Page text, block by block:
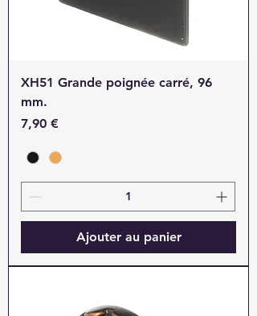
XH51 Grande poignée carré, 96
mm.
Prix
7,90 €
Ajouter au panier